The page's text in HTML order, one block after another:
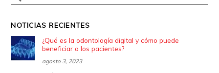
NOTICIAS RECIENTES
¿Qué es la odontología digital y cómo puede
beneficiar a los pacientes?
agosto 3, 2023